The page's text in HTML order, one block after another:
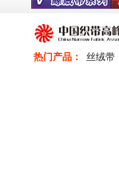
热门产品：
丝绒带